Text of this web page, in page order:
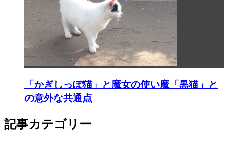
「かぎしっぽ猫」と魔女の使い魔「黒猫」と
の意外な共通点
記事カテゴリー